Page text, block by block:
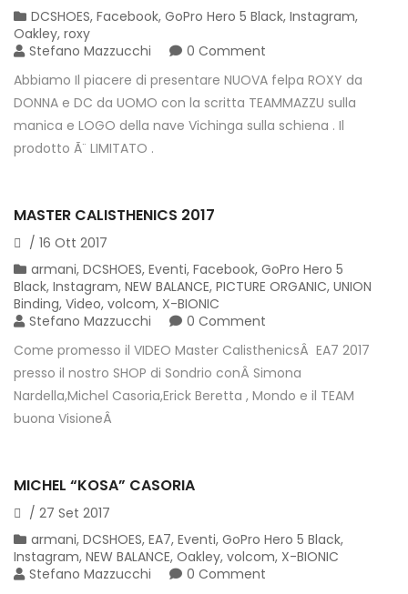
DCSHOES, Facebook, GoPro Hero 5 Black, Instagram,
Oakley, roxy
Stefano Mazzucchi
0 Comment
Abbiamo Il piacere di presentare NUOVA felpa ROXY da
DONNA e DC da UOMO con la scritta TEAMMAZZU sulla
manica e LOGO della nave Vichinga sulla schiena . Il
prodotto Ã¨ LIMITATO .
MASTER CALISTHENICS 2017
/ 16 Ott 2017
armani, DCSHOES, Eventi, Facebook, GoPro Hero 5
Black, Instagram, NEW BALANCE, PICTURE ORGANIC, UNION
Binding, Video, volcom, X-BIONIC
Stefano Mazzucchi
0 Comment
Come promesso il VIDEO Master CalisthenicsÂ EA7 2017
presso il nostro SHOP di Sondrio conÂ Simona
Nardella,Michel Casoria,Erick Beretta , Mondo e il TEAM
buona VisioneÂ
MICHEL “KOSA” CASORIA
/ 27 Set 2017
armani, DCSHOES, EA7, Eventi, GoPro Hero 5 Black,
Instagram, NEW BALANCE, Oakley, volcom, X-BIONIC
Stefano Mazzucchi
0 Comment